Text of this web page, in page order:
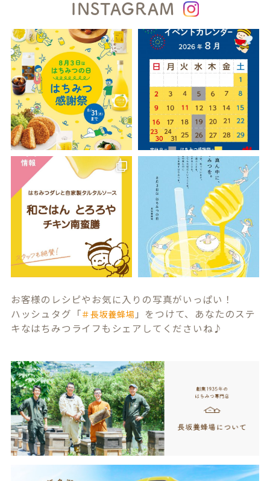
INSTAGRAM
お客様のレシピやお気に入りの写真がいっぱい！
ハッシュタグ「＃長坂養蜂場 」をつけて、あなたのステ
キなはちみつライフもシェアしてくださいね♪